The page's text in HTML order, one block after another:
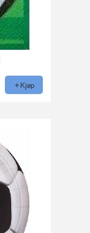
Kjøp